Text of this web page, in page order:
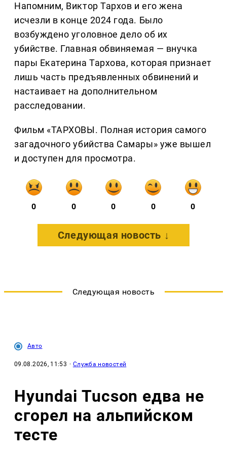
Напомним, Виктор Тархов и его жена
исчезли в конце 2024 года. Было
возбуждено уголовное дело об их
убийстве. Главная обвиняемая — внучка
пары Екатерина Тархова, которая признает
лишь часть предъявленных обвинений и
настаивает на дополнительном
расследовании.
Фильм «ТАРХОВЫ. Полная история самого
загадочного убийства Самары» уже вышел
и доступен для просмотра.
0 0 0 0 0
Следующая новость ↓
Следующая новость
Авто
09.08.2026, 11:53 · Служба новостей
Hyundai Tucson едва не
сгорел на альпийском
тесте